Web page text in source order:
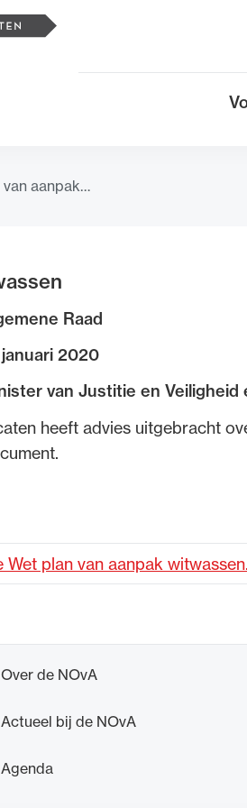
van aanpak…
Raad
2020
van Justitie en Veiligheid
heeft advies uitgebracht
plan van aanpak
Over de NOvA
Actueel bij de NOvA
Agenda
en regelgeving voor de
tot de Verordening op de